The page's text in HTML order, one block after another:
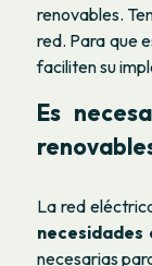
renovables.
red. Para que
faciliten su
Es
La red
necesidades
necesarias